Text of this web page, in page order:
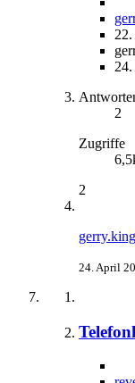
2
Zugriffe
2
24. April